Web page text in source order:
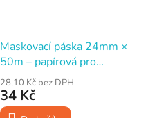
Maskovací páska 24mm ×
50m – papírová pro
malování, WHITE CORE
28,10 Kč bez DPH
34 Kč